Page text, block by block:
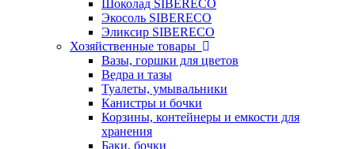
Шоколад SIBERECO
Экосоль SIBERECO
Эликсир SIBERECO
Хозяйственные товары
Вазы, горшки для цветов
Ведра и тазы
Туалеты, умывальники
Канистры и бочки
Корзины, контейнеры и емкости для
хранения
Баки, бочки